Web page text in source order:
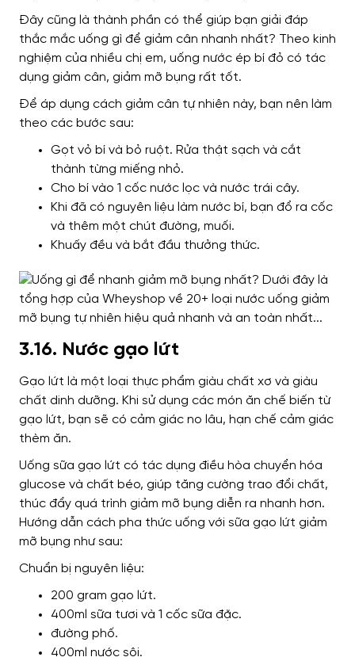
Đây cũng là thành phần có thể giúp bạn giải đáp
thắc mắc uống gì để giảm cân nhanh nhất? Theo kinh
nghiệm của nhiều chị em, uống nước ép bí đỏ có tác
dụng giảm cân, giảm mỡ bụng rất tốt.
Để áp dụng cách giảm cân tự nhiên này, bạn nên làm
theo các bước sau:
Gọt vỏ bí và bỏ ruột. Rửa thật sạch và cắt
thành từng miếng nhỏ.
Cho bí vào 1 cốc nước lọc và nước trái cây.
Khi đã có nguyên liệu làm nước bí, bạn đổ ra cốc
và thêm một chút đường, muối.
Khuấy đều và bắt đầu thưởng thức.
3.16. Nước gạo lứt
Gạo lứt là một loại thực phẩm giàu chất xơ và giàu
chất dinh dưỡng. Khi sử dụng các món ăn chế biến từ
gạo lứt, bạn sẽ có cảm giác no lâu, hạn chế cảm giác
thèm ăn.
Uống sữa gạo lứt có tác dụng điều hòa chuyển hóa
glucose và chất béo, giúp tăng cường trao đổi chất,
thúc đẩy quá trình giảm mỡ bụng diễn ra nhanh hơn.
Hướng dẫn cách pha thức uống với sữa gạo lứt giảm
mỡ bụng như sau:
Chuẩn bị nguyên liệu:
200 gram gạo lứt.
400ml sữa tươi và 1 cốc sữa đặc.
đường phố.
400ml nước sôi.